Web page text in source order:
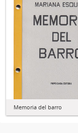
Memoria del barro